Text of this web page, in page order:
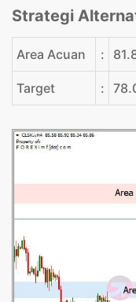
Strategi
Area Acuan :
Target :